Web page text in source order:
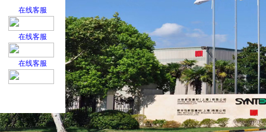
在线客服
在线客服
在线客服